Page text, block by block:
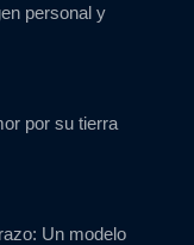
personal y
por su tierra
Un modelo